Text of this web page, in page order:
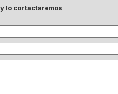
lo contactaremos